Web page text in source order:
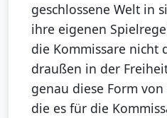
geschlossene Welt in
ihre eigenen
die Kommissare nicht
draußen in der
genau diese Form
die es für die